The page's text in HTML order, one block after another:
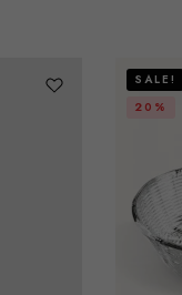
SALE!
20%